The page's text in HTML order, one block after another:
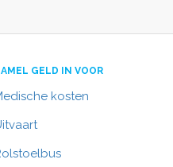
GELD IN VOOR
kosten